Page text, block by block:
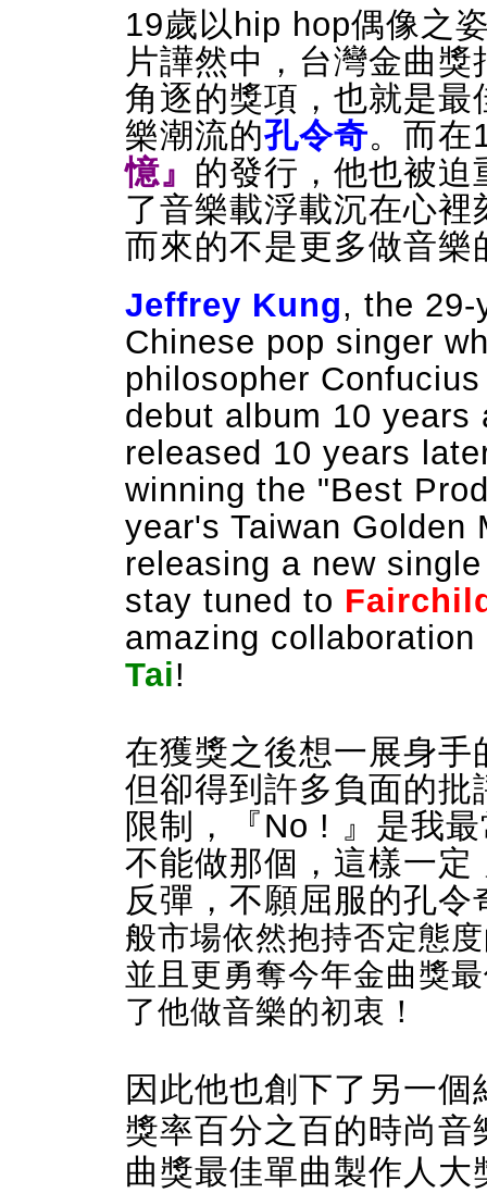
19歲以hip hop偶像之
片譁然中，台灣金曲
角逐的獎項，也就是
樂潮流的孔令奇。而在
憶』 的發行，他也被
了音樂載浮載沉在心
而來的不是更多做音
Jeffrey Kung, the 29-
Chinese pop singer
philosopher
debut album 10
released 10 years
winning the "Best
year's Taiwan Golden
releasing a new
stay tuned to
amazing
Tai!
在獲獎之後想一展身
但卻得到許多負面的
限制，『No ! 』是我
不能做那個，這樣一
反彈，不願屈服的孔
般市場依然抱持否定態
並且更勇奪今年金曲獎
了他做音樂的初衷！
因此他也創下了另一
獎率百分之百的時尚
曲獎最佳單曲製作人